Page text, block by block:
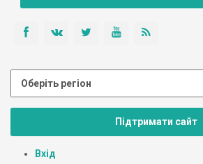
Підтримати сайт
Вхід